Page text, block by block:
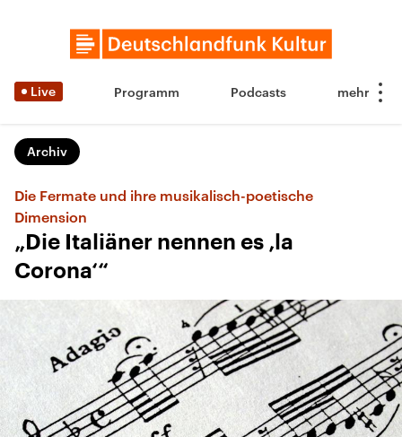
Live Programm Podcasts
Archiv
Die Fermate und ihre musikalisch-poetische
Dimension
„Die Italiäner nennen es ‚la
Corona‘“